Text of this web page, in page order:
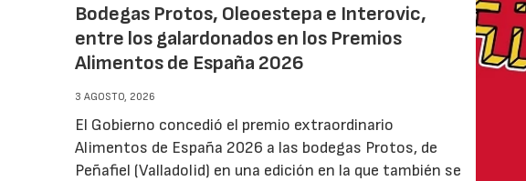
Bodegas Protos, Oleoestepa e Interovic,
entre los galardonados en los Premios
Alimentos de España 2026
3 AGOSTO, 2026
El Gobierno concedió el premio extraordinario
Alimentos de España 2026 a las bodegas Protos, de
Peñafiel (Valladolid) en una edición en la que también se